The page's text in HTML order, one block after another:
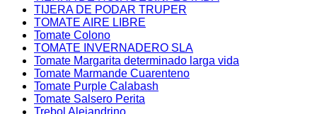
TIJERA DE PODAR TRUPER
TOMATE AIRE LIBRE
Tomate Colono
TOMATE INVERNADERO SLA
Tomate Margarita determinado larga vida
Tomate Marmande Cuarenteno
Tomate Purple Calabash
Tomate Salsero Perita
Trebol Alejandrino